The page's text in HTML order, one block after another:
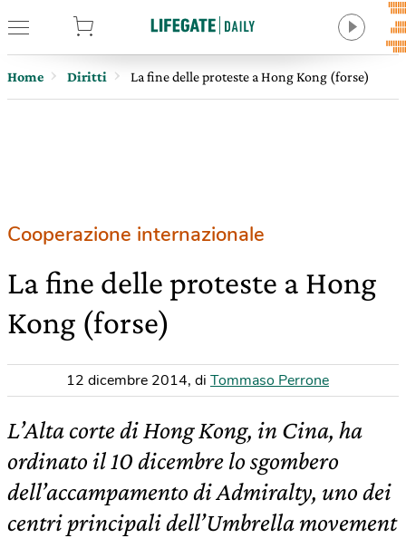
Home Diritti La fine delle proteste a Hong Kong (forse)
Cooperazione internazionale
La fine delle proteste a Hong
Kong (forse)
12 dicembre 2014, di Tommaso Perrone
L’Alta corte di Hong Kong, in Cina, ha
ordinato il 10 dicembre lo sgombero
dell’accampamento di Admiralty, uno dei
centri principali dell’Umbrella movement